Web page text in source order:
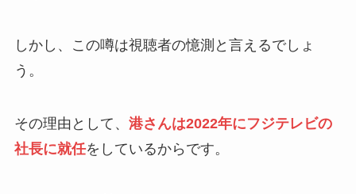
しかし、この噂は視聴者の憶測と言えるでしょ
う。
その理由として、 港さんは2022年にフジテレビの
社長に就任をしているからです。